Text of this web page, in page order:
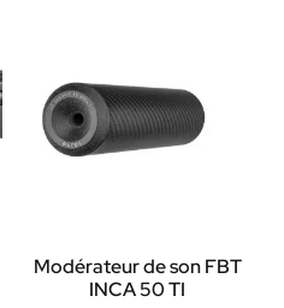
Modérateur de son FBT
INCA 50 TI